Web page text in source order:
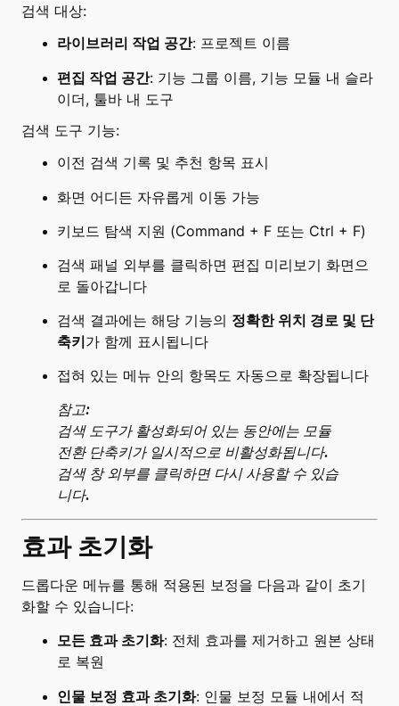
검색 대상:
라이브러리 작업 공간: 프로젝트 이름
편집 작업 공간: 기능 그룹 이름, 기능 모듈 내 슬라
이더, 툴바 내 도구
검색 도구 기능:
이전 검색 기록 및 추천 항목 표시
화면 어디든 자유롭게 이동 가능
키보드 탐색 지원 (Command + F 또는 Ctrl + F)
검색 패널 외부를 클릭하면 편집 미리보기 화면으
로 돌아갑니다
검색 결과에는 해당 기능의 정확한 위치 경로 및 단
축키가 함께 표시됩니다
접혀 있는 메뉴 안의 항목도 자동으로 확장됩니다
참고:
검색 도구가 활성화되어 있는 동안에는 모듈
전환 단축키가 일시적으로 비활성화됩니다.
검색 창 외부를 클릭하면 다시 사용할 수 있습
니다.
효과 초기화
드롭다운 메뉴를 통해 적용된 보정을 다음과 같이 초기
화할 수 있습니다:
모든 효과 초기화: 전체 효과를 제거하고 원본 상태
로 복원
인물 보정 효과 초기화: 인물 보정 모듈 내에서 적